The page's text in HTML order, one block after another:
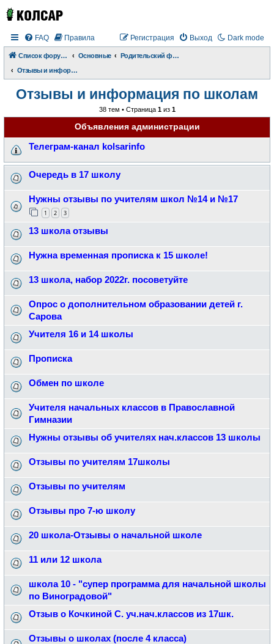
Dark mode
FAQ Правила Выход
Регистрация
Список форумов Основные
Родительский форум
Отзывы и информация по школам
Отзывы и информация по школам
38 тем • Страница 1из 1
Объявления администрации
Телеграм-канал kolsarinfo
Очередь в 17 школу
Нужны отзывы по учителям школ №14 и №17
1 2 3
13 школа отзывы
Нужна временная прописка к 15 школе!
13 школа, набор 2022г. посоветуйте
Опрос о дополнительном образовании детей г.
Сарова
Учителя 16 и 14 школы
Прописка
Обмен по школе
Учителя начальных классов в Православной
Гимназии
Нужны отзывы об учителях нач.классов 13 школы
Отзывы по учителям 17школы
Отзывы по учителям
Отзывы про 7-ю школу
20 школа-Отзывы о начальной школе
11 или 12 школа
школа 10 - "супер программа для начальной школы
по Виноградовой"
Отзыв о Кочкиной С. уч.нач.классов из 17шк.
Отзывы о школах (после 4 класса)